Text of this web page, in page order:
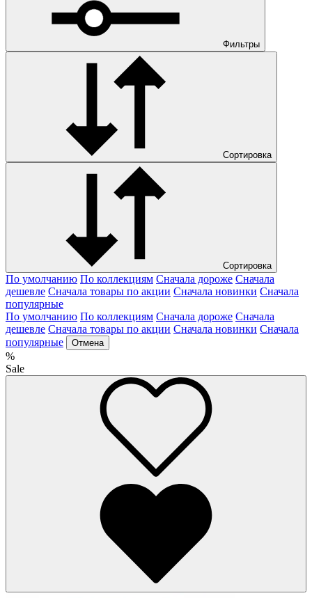
Фильтры
Сортировка
Сортировка
По умолчанию По коллекциям Сначала дороже Сначала
дешевле Сначала товары по акции Сначала новинки Сначала
популярные
По умолчанию По коллекциям Сначала дороже Сначала
дешевле Сначала товары по акции Сначала новинки Сначала
популярные
Отмена
%
Sale